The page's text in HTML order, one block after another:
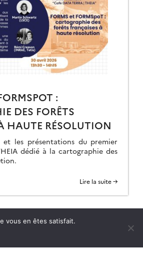
:
DES FORÊTS
HAUTE RÉSOLUTION
et les présentations du premier
dédié à la cartographie des
Lire la suite →
vous en êtes satisfait.